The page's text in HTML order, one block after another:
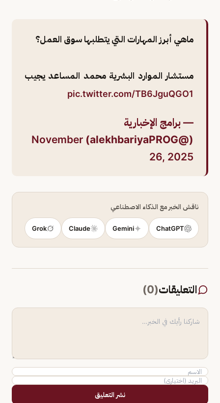
ماهي أبرز المهارات التي يتطلبها سوق العمل؟
مستشار الموارد البشرية محمد المساعد يجيب
pic.twitter.com/TB6JguQGO1
— برامج الإخبارية
(@alekhbariyaPROG)
November
26, 2025
ناقش الخبر مع الذكاء الاصطناعي
ChatGPT
Gemini
Claude
Grok
التعليقات(
0
)
نشر التعليق